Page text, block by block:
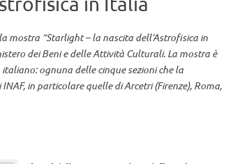
mostra “Starlight – la nascita dell’Astrofisica in
dei Beni e delle Attività Culturali. La mostra è
ognuna delle cinque sezioni che la
in particolare quelle di Arcetri (Firenze), Roma,